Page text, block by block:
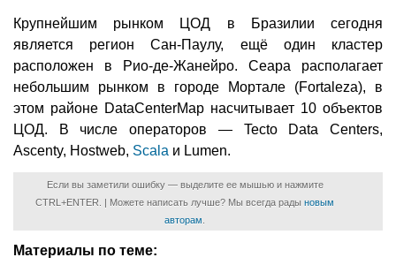
Крупнейшим рынком ЦОД в Бразилии сегодня
является регион Сан-Паулу, ещё один кластер
расположен в Рио-де-Жанейро. Сеара располагает
небольшим рынком в городе Мортале (Fortaleza), в
этом районе DataCenterMap насчитывает 10 объектов
ЦОД. В числе операторов — Tecto Data Centers,
Ascenty, Hostweb, Scala и Lumen.
Если вы заметили ошибку — выделите ее мышью и нажмите
CTRL+ENTER. | Можете написать лучше? Мы всегда рады новым
авторам
Материалы по теме: